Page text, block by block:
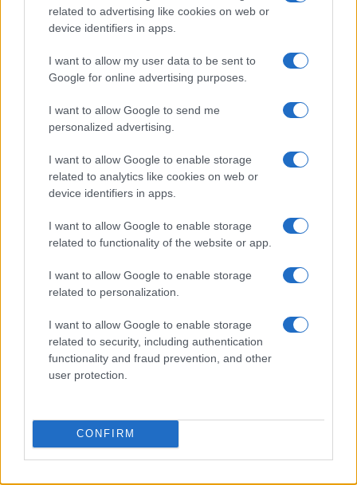
related to advertising like cookies on web or
device identifiers in apps.
I want to allow my user data to be sent to
Google for online advertising purposes.
I want to allow Google to send me
personalized advertising.
I want to allow Google to enable storage
related to analytics like cookies on web or
device identifiers in apps.
I want to allow Google to enable storage
related to functionality of the website or app.
I want to allow Google to enable storage
related to personalization.
I want to allow Google to enable storage
related to security, including authentication
functionality and fraud prevention, and other
user protection.
CONFIRM
AUTEUR
À lire aussi